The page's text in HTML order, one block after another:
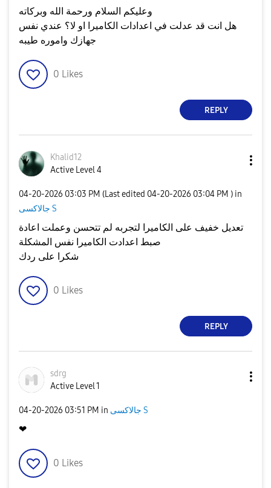
وعليكم السلام ورحمة الله وبركاته
هل انت قد عدلت في اعدادات الكاميرا او لا؟ عندي نفس
جهازك واموره طيبه
0 Likes
REPLY
Khalid12
Active Level 4
‎04-20-2026 03:03 PM (Last edited ‎04-20-2026 03:04 PM ) in
جالاكسى S
تعديل خفيف على الكاميرا لتجربه لم تتحسن وعملت اعادة
صبط اعدادت الكاميرا نفس المشكلة
شكرا على ردك
0 Likes
REPLY
sdrg
Active Level 1
‎04-20-2026 03:51 PM in جالاكسى S
❤
0 Likes